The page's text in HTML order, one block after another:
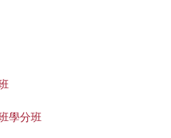
學分班